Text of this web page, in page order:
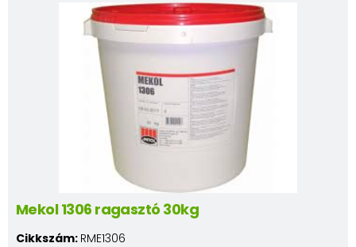
Mekol 1306 ragasztó 30kg
Cikkszám: RME1306